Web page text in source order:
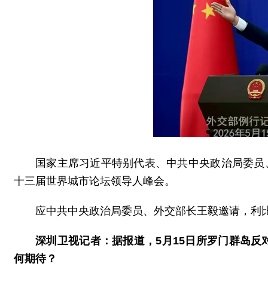
国家主席习近平特别代表、中共中央政治局委
十三届世界城市论坛领导人峰会。
应中共中央政治局委员、外交部长王毅邀请，
深圳卫视记者：据报道，5月15日所罗门群岛
何期待？